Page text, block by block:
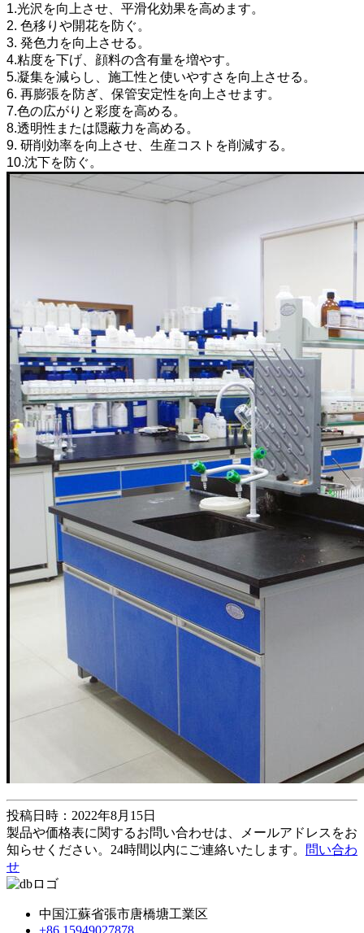
1.光沢を向上させ、平滑化効果を高めます。
2. 色移りや開花を防ぐ。
3. 発色力を向上させる。
4.粘度を下げ、顔料の含有量を増やす。
5.凝集を減らし、施工性と使いやすさを向上させる。
6. 再膨張を防ぎ、保管安定性を向上させます。
7.色の広がりと彩度を高める。
8.透明性または隠蔽力を高める。
9. 研削効率を向上させ、生産コストを削減する。
10.沈下を防ぐ。
投稿日時：2022年8月15日
製品や価格表に関するお問い合わせは、メールアドレスをお
知らせください。24時間以内にご連絡いたします。
問い合わ
せ
中国江蘇省張市唐橋塘工業区